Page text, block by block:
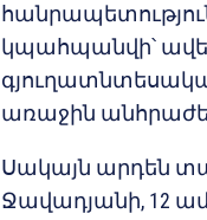
կպահպանվի՝
առաջին
Սակայն արդեն
Ջավադյանի, 12